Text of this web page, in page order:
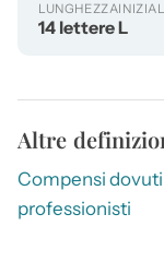
LUNGHEZZA
14 lettereL
Altre
Compensi dovuti
professionisti